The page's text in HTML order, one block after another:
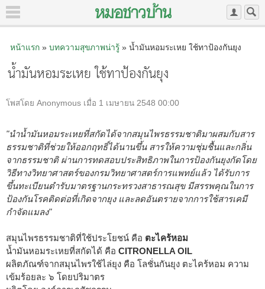
หน้าแรก» บทความสุขภาพน่ารู้» น้ำมันหอมระเหย ใช้ทาป้องกันยุง
น้ำมันหอมระเหย ใช้ทาป้องกันยุง
โพสโดย Anonymous เมื่อ 1 เมษายน 2548 00:00
"นำน้ำมันหอมระเหยที่สกัดได้จากสมุนไพรธรรมชาติมาผสมกับสาร
ธรรมชาติที่ช่วยให้ออกฤทธิ์ได้นานขึ้น สารให้ความชุ่มชื้นและกลิ่น
จากธรรมชาติ ผ่านการทดสอบประสิทธิภาพในการป้องกันยุงกัดโดย
วิธีทางวิทยาศาสตร์ของกรมวิทยาศาสตร์การแพทย์แล้ว ได้รับการ
ขึ้นทะเบียนตำรับมาตรฐานกระทรวงสาธารณสุข มีสรรพคุณในการ
ป้องกันโรคติดต่อที่เกิดจากยุง และลดอันตรายจากการใช้สารเคมี
กำจัดแมลง"
สมุนไพรธรรมชาติที่ใช้ประโยชน์ คือ ตะไคร้หอม
น้ำมันหอมระเหยที่สกัดได้ คือ CITRONELLA OIL
ผลิตภัณฑ์จากสมุนไพรใช้ไล่ยุง คือ โลชั่นกันยุง ตะไคร้หอม ความ
เข้มร้อยละ ๖ โดยปริมาตร